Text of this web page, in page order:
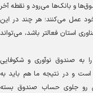
و بانک‌ها می‌رود و نقطه آخر
عمل می‌کنند؛ هر چند در این
استان فعالتر باشد، می‌تواند
به صندوق نوآوری و شکوفایی
و در نتیجه ما هم باید به
رو جلوی حساب صندوق بسته